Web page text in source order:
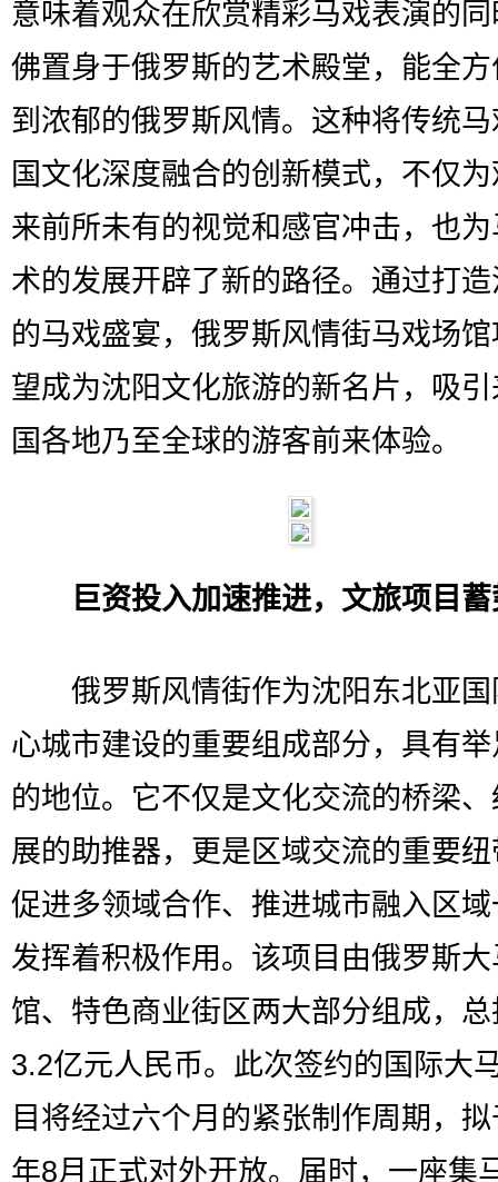
意味着观众在欣赏精彩马戏表演的
佛置身于俄罗斯的艺术殿堂，能全
到浓郁的俄罗斯风情。这种将传统
国文化深度融合的创新模式，不仅
来前所未有的视觉和感官冲击，也
术的发展开辟了新的路径。通过打
的马戏盛宴，俄罗斯风情街马戏场
望成为沈阳文化旅游的新名片，吸
国各地乃至全球的游客前来体验。
巨资投入加速推进，文旅项目
俄罗斯风情街作为沈阳东北亚国
心城市建设的重要组成部分，具有
的地位。它不仅是文化交流的桥梁
展的助推器，更是区域交流的重要
促进多领域合作、推进城市融入区
发挥着积极作用。该项目由俄罗斯
馆、特色商业街区两大部分组成，
3.2亿元人民币。此次签约的国际大
目将经过六个月的紧张制作周期，
年8月正式对外开放。届时，一座集